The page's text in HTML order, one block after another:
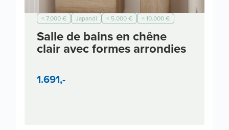
< 7.000 € Japandi < 5.000 €
< 10.000 €
< 3.000 €
Salle de bains en chêne
clair avec formes arrondies
1.691,-